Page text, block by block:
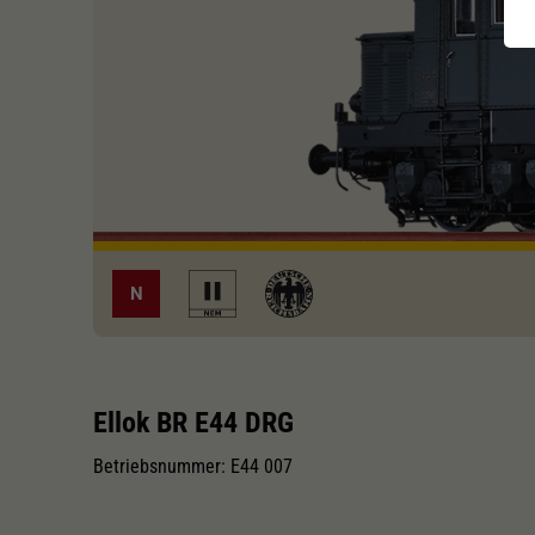
N
Ellok BR E44 DRG
Betriebsnummer: E44 007